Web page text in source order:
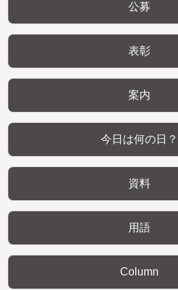
公募
表彰
案内
今日は何の日？
資料
用語
Column